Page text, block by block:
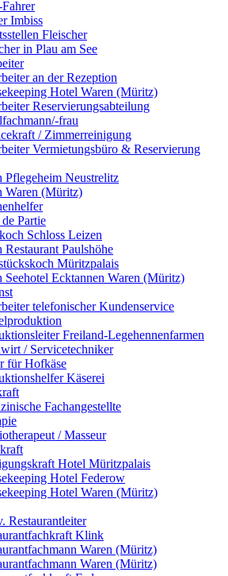
Imbiss
Fleischer
in Plau am See
an der Rezeption
Hotel Waren (Müritz)
Reservierungsabteilung
frau
/ Zimmerreinigung
Vermietungsbüro & Reservierung
Pflegeheim Neustrelitz
Waren (Müritz)
Partie
Schloss Leizen
Restaurant Paulshöhe
Müritzpalais
Seehotel Ecktannen Waren (Müritz)
telefonischer Kundenservice
Freiland-Legehennenfarmen
/ Servicetechniker
für Hofkäse
Käserei
Fachangestellte
/ Masseur
Hotel Müritzpalais
Hotel Federow
Hotel Waren (Müritz)
Restaurantleiter
Klink
Waren (Müritz)
Waren (Müritz)